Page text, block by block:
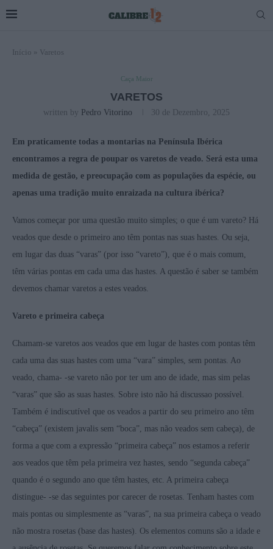
Início » Varetos
Caça Maior
VARETOS
written by Pedro Vitorino 30 de Dezembro, 2025
Em praticamente todas a montarias na Península Ibérica
encontramos a regra de poupar os varetos de veado. Será esta uma
medida de gestão, e preocupação com as populações da espécie, ou
apenas uma tradição muito enraizada na cultura ibérica?
Vamos começar por uma questão muito simples; o que é um vareto? Há
veados que desde o primeiro ano têm pontas nas suas hastes. Ou seja,
em lugar das duas “varas” (por isso “vareto”), que é o mais comum,
têm várias pontas em cada uma das hastes. A questão é saber se também
devemos chamar varetos a estes veados.
Vareto e primeira cabeça
Chamam-se varetos aos veados que em lugar de hastes com pontas têm
cada uma das suas hastes com uma “vara” simples, sem pontas. Ao
veado, chama- -se vareto não por ter um ano de idade, mas sim pelas
“varas” que são as suas hastes. Sobre isto não há discussao possível.
Também é indiscutível que os veados a partir do seu primeiro ano têm
“cabeça” (existem javalis sem “boca”, mas não veados sem cabeça), de
forma a que com a expressão “primeira cabeça” nos estamos a referir
aos veados que têm pela primeira vez hastes, sendo “segunda cabeça”
quando é o segundo ano que têm hastes, etc. A primeira cabeça
distingue- -se das seguintes por carecer de rosetas. Tenham hastes com
mais pontas ou simplesmente as “varas”, na sua primeira cabeça o veado
não mostra rosetas (base das hastes). Os elementos comuns são a idade e